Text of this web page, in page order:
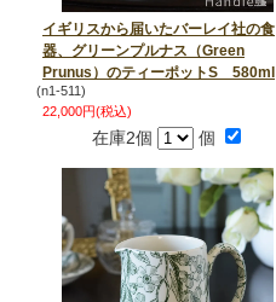
イギリスから届いたバーレイ社の食
器、グリーンプルナス（Green
Prunus）のティーポットS 580ml
(n1-511)
22,000円(税込)
在庫2個 個